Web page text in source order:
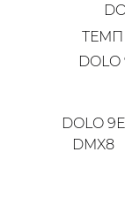
DOLO
DOLO 9E
DMX8